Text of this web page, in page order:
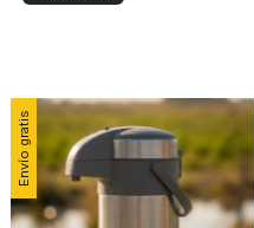
Envío gratis